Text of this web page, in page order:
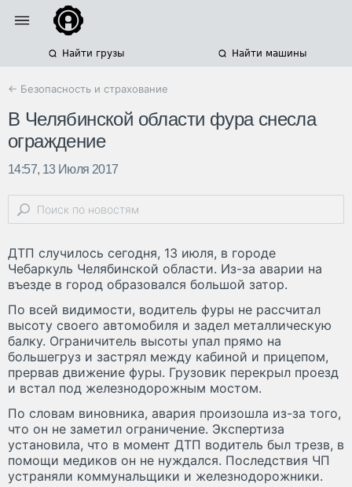
Найти грузы Найти машины
← Безопасность и страхование
В Челябинской области фура снесла
ограждение
14:57, 13 Июля 2017
ДТП случилось сегодня, 13 июля, в городе
Чебаркуль Челябинской области. Из-за аварии на
въезде в город образовался большой затор.
По всей видимости, водитель фуры не рассчитал
высоту своего автомобиля и задел металлическую
балку. Ограничитель высоты упал прямо на
большегруз и застрял между кабиной и прицепом,
прервав движение фуры. Грузовик перекрыл проезд
и встал под железнодорожным мостом.
По словам виновника, авария произошла из-за того,
что он не заметил ограничение. Экспертиза
установила, что в момент ДТП водитель был трезв, в
помощи медиков он не нуждался. Последствия ЧП
устраняли коммунальщики и железнодорожники.